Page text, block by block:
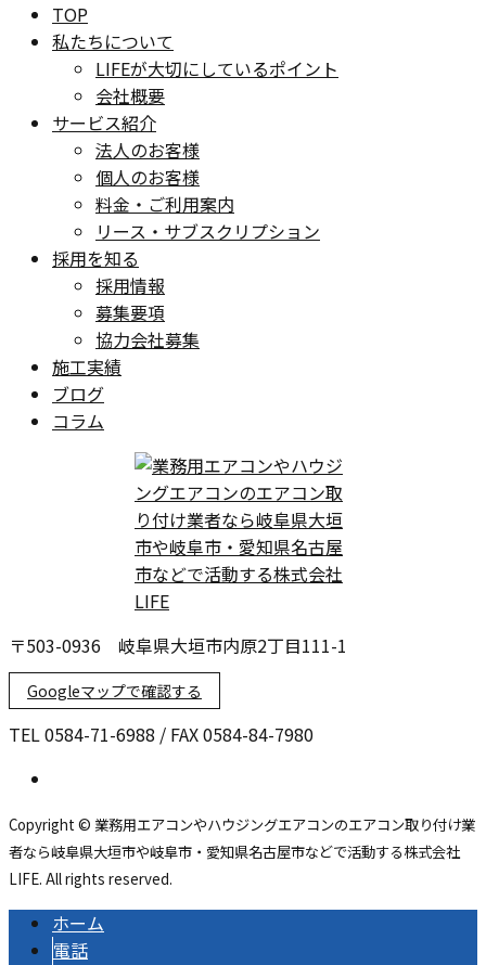
TOP
私たちについて
LIFEが大切にしているポイント
会社概要
サービス紹介
法人のお客様
個人のお客様
料金・ご利用案内
リース・サブスクリプション
採用を知る
採用情報
募集要項
協力会社募集
施工実績
ブログ
コラム
〒503-0936 岐阜県大垣市内原2丁目111-1
Googleマップで確認する
TEL 0584-71-6988 / FAX 0584-84-7980
Copyright © 業務用エアコンやハウジングエアコンのエアコン取り付け業
者なら岐阜県大垣市や岐阜市・愛知県名古屋市などで活動する株式会社
LIFE. All rights reserved.
ホーム
電話